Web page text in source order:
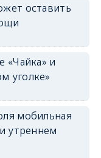
оставить
«Чайка» и
уголке»
мобильная
утреннем